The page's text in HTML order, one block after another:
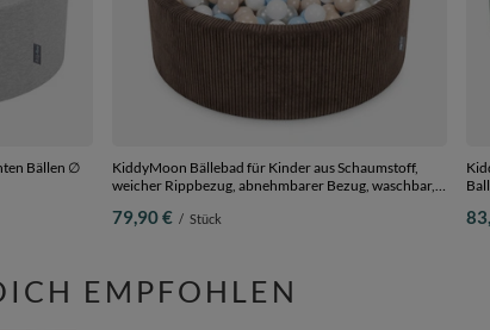
Bällen ∅
KiddyMoon Bällebad für Kinder aus Schaumstoff,
weicher Rippbezug, abnehmbarer Bezug, waschbar,
cm 200 Bälle
79,90 € / Stück
EMPFOHLEN